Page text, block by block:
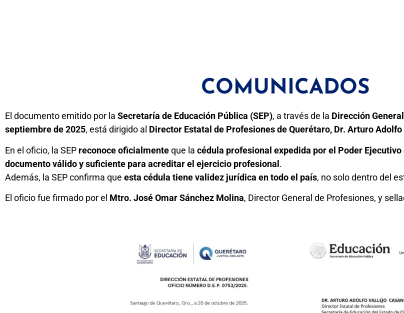
COMUNICADOS
El documento emitido por la Secretaría de Educación Pública (SEP), a través de la Dirección
septiembre de 2025, está dirigido al Director Estatal de Profesiones de Querétaro, Dr. Arturo
En el oficio, la SEP reconoce oficialmenteque la cédula profesional expedida por el Poder Ejecutivo
documento válido y suficiente para acreditar el ejercicio profesional.
Además, la SEP confirma que esta cédula tiene validez jurídica en todo el país, no solo dentro del
El oficio fue firmado por el Mtro. José Omar Sánchez Molina, Director General de Profesiones, y